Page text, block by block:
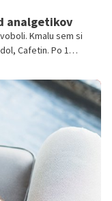
analgetikov
Kmalu sem si
Cafetin. Po 1